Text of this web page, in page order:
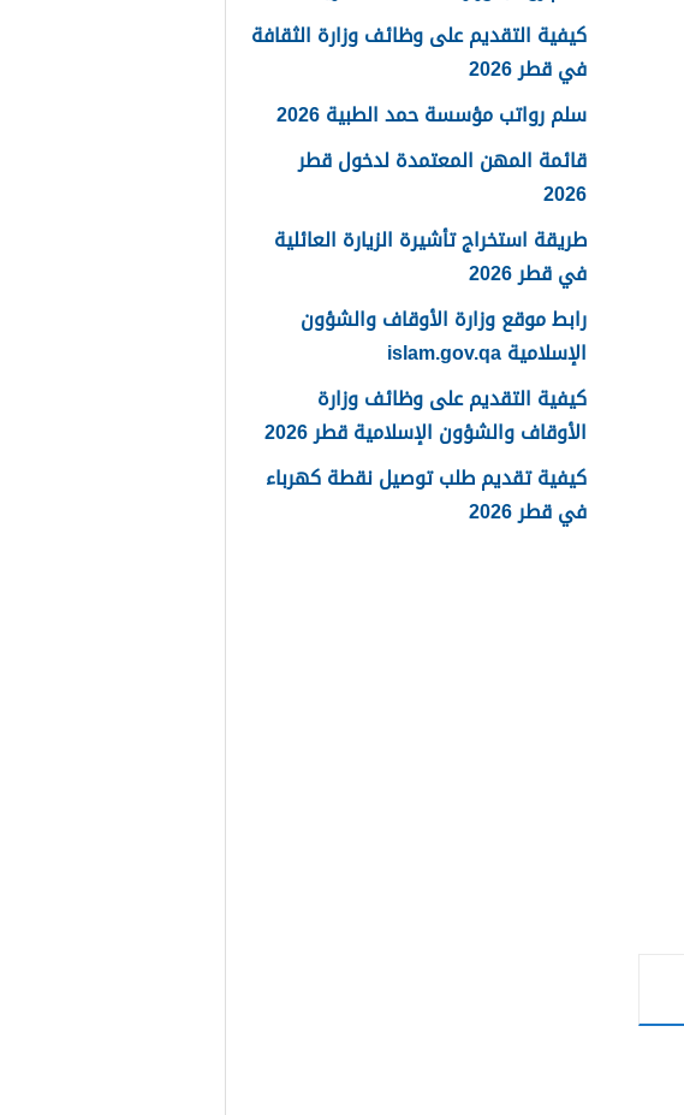
كيفية التقديم على وظائف وزارة الثقافة
في قطر 2026
سلم رواتب مؤسسة حمد الطبية 2026
قائمة المهن المعتمدة لدخول قطر
2026
طريقة استخراج تأشيرة الزيارة العائلية
في قطر 2026
رابط موقع وزارة الأوقاف والشؤون
الإسلامية islam.gov.qa
كيفية التقديم على وظائف وزارة
الأوقاف والشؤون الإسلامية قطر 2026
كيفية تقديم طلب توصيل نقطة كهرباء
في قطر 2026